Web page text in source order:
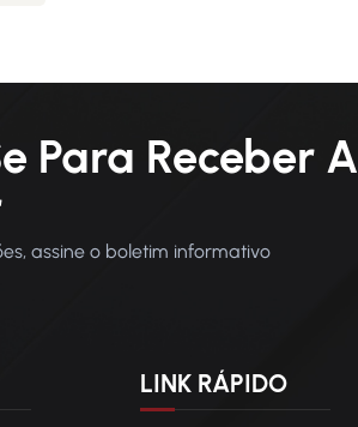
Para Receber A
assine o boletim informativo
LINK RÁPIDO